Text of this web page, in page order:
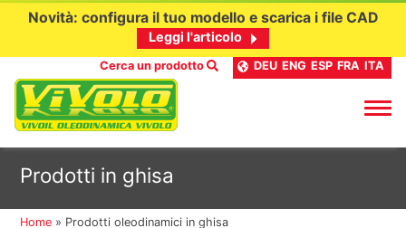
Novità: configura il tuo modello e scarica i file CAD
Leggi l'articolo
Cerca un prodotto DEU ENG ESP FRA ITA
Prodotti in ghisa
Home » Prodotti oleodinamici in ghisa